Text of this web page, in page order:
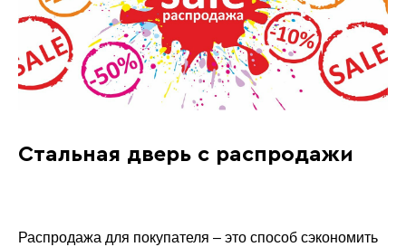
Стальная дверь с распродажи
Распродажа для покупателя – это способ сэкономить